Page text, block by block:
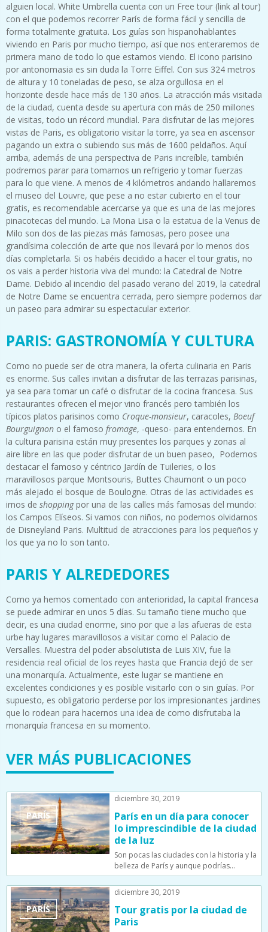
alguien local. White Umbrella cuenta con un Free tour (link al tour)
con el que podemos recorrer París de forma fácil y sencilla de
forma totalmente gratuita. Los guías son hispanohablantes
viviendo en Paris por mucho tiempo, así que nos enteraremos de
primera mano de todo lo que estamos viendo. El icono parisino
por antonomasia es sin duda la Torre Eiffel. Con sus 324 metros
de altura y 10 toneladas de peso, se alza orgullosa en el
horizonte desde hace más de 130 años. La atracción más visitada
de la ciudad, cuenta desde su apertura con más de 250 millones
de visitas, todo un récord mundial. Para disfrutar de las mejores
vistas de Paris, es obligatorio visitar la torre, ya sea en ascensor
pagando un extra o subiendo sus más de 1600 peldaños. Aquí
arriba, además de una perspectiva de Paris increíble, también
podremos parar para tomarnos un refrigerio y tomar fuerzas
para lo que viene. A menos de 4 kilómetros andando hallaremos
el museo del Louvre, que pese a no estar cubierto en el tour
gratis, es recomendable acercarse ya que es una de las mejores
pinacotecas del mundo. La Mona Lisa o la estatua de la Venus de
Milo son dos de las piezas más famosas, pero posee una
grandísima colección de arte que nos llevará por lo menos dos
días completarla. Si os habéis decidido a hacer el tour gratis, no
os vais a perder historia viva del mundo: la Catedral de Notre
Dame. Debido al incendio del pasado verano del 2019, la catedral
de Notre Dame se encuentra cerrada, pero siempre podemos dar
un paseo para admirar su espectacular exterior.
PARIS: GASTRONOMÍA Y CULTURA
Como no puede ser de otra manera, la oferta culinaria en Paris
es enorme. Sus calles invitan a disfrutar de las terrazas parisinas,
ya sea para tomar un café o disfrutar de la cocina francesa. Sus
restaurantes ofrecen el mejor vino francés pero también los
típicos platos parisinos como Croque-monsieur, caracoles, Boeuf
Bourguignon o el famoso fromage, -queso- para entendernos. En
la cultura parisina están muy presentes los parques y zonas al
aire libre en las que poder disfrutar de un buen paseo, Podemos
destacar el famoso y céntrico Jardín de Tuileries, o los
maravillosos parque Montsouris, Buttes Chaumont o un poco
más alejado el bosque de Boulogne. Otras de las actividades es
irnos de shoppingpor una de las calles más famosas del mundo:
los Campos Elíseos. Si vamos con niños, no podemos olvidarnos
de Disneyland Paris. Multitud de atracciones para los pequeños y
los que ya no lo son tanto.
PARIS Y ALREDEDORES
Como ya hemos comentado con anterioridad, la capital francesa
se puede admirar en unos 5 días. Su tamaño tiene mucho que
decir, es una ciudad enorme, sino por que a las afueras de esta
urbe hay lugares maravillosos a visitar como el Palacio de
Versalles. Muestra del poder absolutista de Luis XIV, fue la
residencia real oficial de los reyes hasta que Francia dejó de ser
una monarquía. Actualmente, este lugar se mantiene en
excelentes condiciones y es posible visitarlo con o sin guías. Por
supuesto, es obligatorio perderse por los impresionantes jardines
que lo rodean para hacernos una idea de como disfrutaba la
monarquía francesa en su momento.
VER MÁS PUBLICACIONES
PARÍS
diciembre 30, 2019
París en un día para conocer
lo imprescindible de la ciudad
de la luz
Son pocas las ciudades con la historia y la
belleza de París y aunque podrías…
PARÍS
diciembre 30, 2019
Tour gratis por la ciudad de
Paris